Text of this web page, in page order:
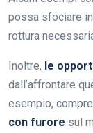
possa sfociare
rottura
Inoltre, le
dall’affrontare
esempio,
con furore sul